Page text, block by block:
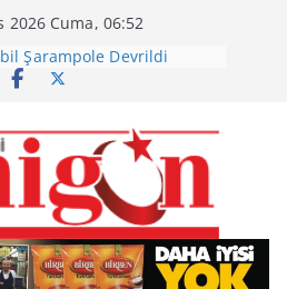
2026 Cuma, 06:52
Şarampole Devrildi
Kepsut’a Yatırım
Ot Yangını
Siyah İncirinde Hasat